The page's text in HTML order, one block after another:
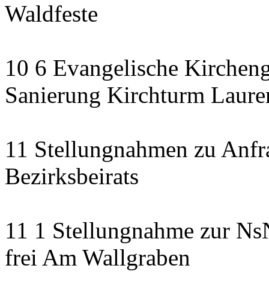
Waldfeste
10 6 Evangelische
Sanierung Kirchturm
11 Stellungnahmen zu
Bezirksbeirats
11 1 Stellungnahme zur
frei Am Wallgraben